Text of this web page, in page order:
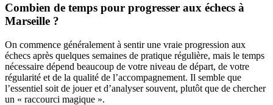
Combien de temps pour progresser aux échecs à
Marseille ?
On commence généralement à sentir une vraie progression aux
échecs après quelques semaines de pratique régulière, mais le temps
nécessaire dépend beaucoup de votre niveau de départ, de votre
régularité et de la qualité de l’accompagnement. Il semble que
l’essentiel soit de jouer et d’analyser souvent, plutôt que de chercher
un « raccourci magique ».